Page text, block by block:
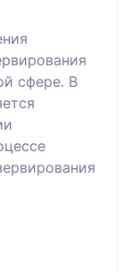
сфере. В